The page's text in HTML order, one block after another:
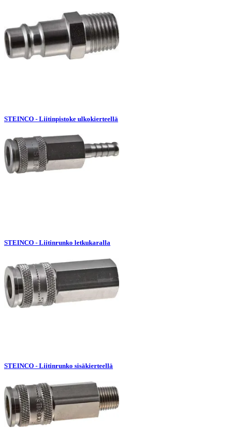
STEINCO - Liitinpistoke ulkokierteellä
STEINCO - Liitinrunko letkukaralla
STEINCO - Liitinrunko sisäkierteellä